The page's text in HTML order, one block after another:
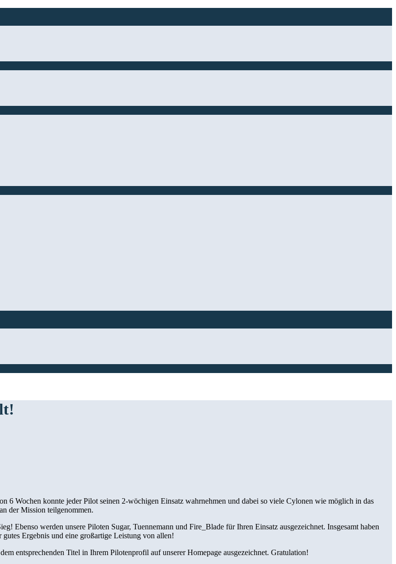
6 Wochen konnte jeder Pilot seinen 2-wöchigen Einsatz wahrnehmen und dabei so viele Cylonen wie möglich in das
der Mission teilgenommen.
Ebenso werden unsere Piloten Sugar, Tuennemann und Fire_Blade für Ihren Einsatz ausgezeichnet. Insgesamt haben
Ergebnis und eine großartige Leistung von allen!
entsprechenden Titel in Ihrem Pilotenprofil auf unserer Homepage ausgezeichnet. Gratulation!